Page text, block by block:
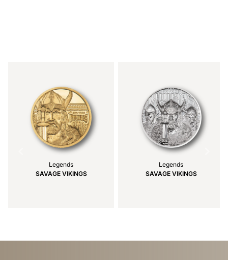
Legends
SAVAGE VIKINGS
Legends
SAVAGE VIKINGS